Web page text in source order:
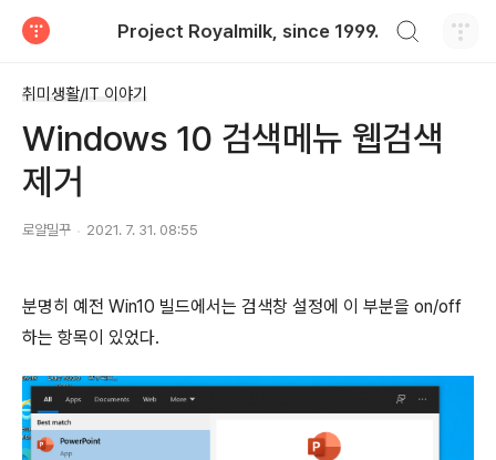
Project Royalmilk, since 1999.
취미생활/IT 이야기
Windows 10 검색메뉴 웹검색
제거
로얄밀꾸 2021. 7. 31. 08:55
분명히 예전 Win10 빌드에서는 검색창 설정에 이 부분을 on/off
하는 항목이 있었다.